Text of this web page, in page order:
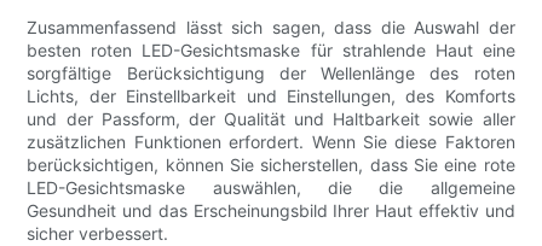
Zusammenfassend lässt sich sagen, dass die Auswahl der
besten roten LED-Gesichtsmaske für strahlende Haut eine
sorgfältige Berücksichtigung der Wellenlänge des roten
Lichts, der Einstellbarkeit und Einstellungen, des Komforts
und der Passform, der Qualität und Haltbarkeit sowie aller
zusätzlichen Funktionen erfordert. Wenn Sie diese Faktoren
berücksichtigen, können Sie sicherstellen, dass Sie eine rote
LED-Gesichtsmaske auswählen, die die allgemeine
Gesundheit und das Erscheinungsbild Ihrer Haut effektiv und
sicher verbessert.